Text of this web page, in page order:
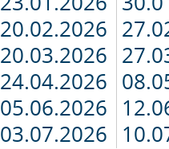
20.02.2026
20.03.2026
24.04.2026
05.06.2026
03.07.2026